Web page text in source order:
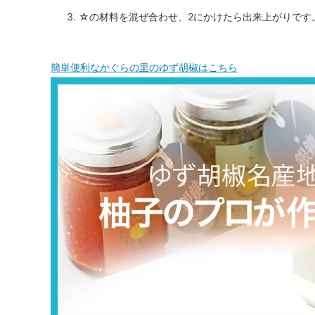
☆の材料を混ぜ合わせ、2にかけたら出来上がりです
簡単便利なかぐらの里のゆず胡椒はこちら